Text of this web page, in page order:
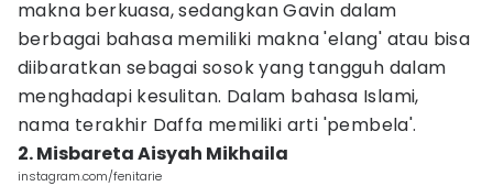
makna berkuasa, sedangkan Gavin dalam
berbagai bahasa memiliki makna 'elang' atau bisa
diibaratkan sebagai sosok yang tangguh dalam
menghadapi kesulitan. Dalam bahasa Islami,
nama terakhir Daffa memiliki arti 'pembela'.
2. Misbareta Aisyah Mikhaila
instagram.com/fenitarie